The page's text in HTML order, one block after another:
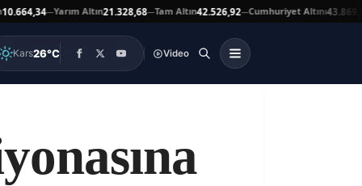
—Yarım Altın21.328,68—Tam Altın42.526,92—Cumhuriyet Altını43.869,00▲Ata
Kars26°C Video